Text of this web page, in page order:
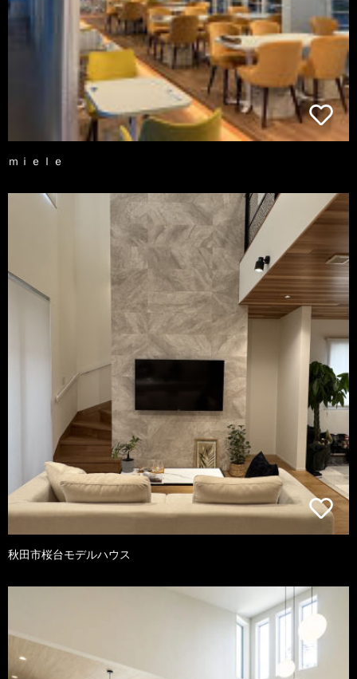
ｍｉｅｌｅ
秋田市桜台モデルハウス